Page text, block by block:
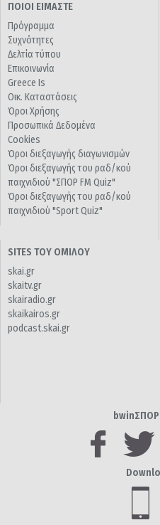
ΠΟΙΟΙ ΕΙΜΑΣΤΕ
Πρόγραμμα
Συχνότητες
Δελτία τύπου
Επικοινωνία
Greece Is
Οικ. Καταστάσεις
Όροι Χρήσης
Προσωπικά Δεδομένα
Cookies
Όροι διεξαγωγής διαγωνισμών
Όροι διεξαγωγής του ραδ/κού
παιχνιδιού "ΣΠΟΡ FM Quiz"
Όροι διεξαγωγής του ραδ/κού
παιχνιδιού "Sport Quiz"
SITES ΤΟΥ ΟΜΙΛΟΥ
skai.gr
skaitv.gr
skairadio.gr
skaikairos.gr
podcast.skai.gr